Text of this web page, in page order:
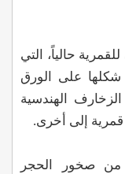
حالياً، التي
شكلها على الورق
الهندسية
إلى أخرى.
من صخور الحجر